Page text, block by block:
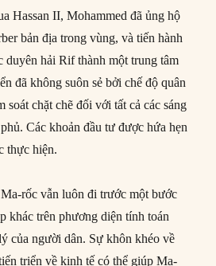
Hassan II, Mohammed đã ủng hộ
bản địa trong vùng, và tiến hành
duyên hải Rif thành một trung tâm
đã không suôn sẻ bởi chế độ quân
soát chặt chẽ đối với tất cả các sáng
Các khoản đầu tư được hứa hẹn
thực hiện.
rốc vẫn luôn đi trước một bước
khác trên phương diện tính toán
của người dân. Sự khôn khéo về
triển về kinh tế có thể giúp Ma-